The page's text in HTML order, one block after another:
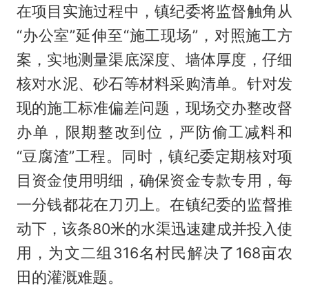
在项目实施过程中，镇纪委将监督触角从
“办公室”延伸至“施工现场”，对照施工方
案，实地测量渠底深度、墙体厚度，仔细
核对水泥、砂石等材料采购清单。针对发
现的施工标准偏差问题，现场交办整改督
办单，限期整改到位，严防偷工减料和
“豆腐渣”工程。同时，镇纪委定期核对项
目资金使用明细，确保资金专款专用，每
一分钱都花在刀刃上。在镇纪委的监督推
动下，该条80米的水渠迅速建成并投入使
用，为文二组316名村民解决了168亩农
田的灌溉难题。